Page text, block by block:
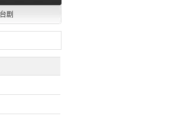
剧